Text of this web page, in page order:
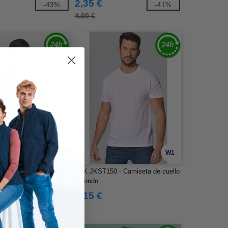
-43% 2,35 €
4,00 €
-41%
W1
de manga
-44%
W1
JHK JKST150 - Camiseta de cuello
redondo
2,15 €